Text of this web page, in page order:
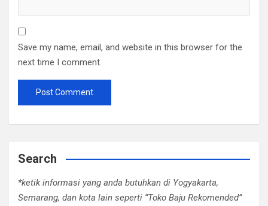
Save my name, email, and website in this browser for the
next time I comment.
Search
*ketik informasi yang anda butuhkan di Yogyakarta,
Semarang, dan kota lain seperti “Toko Baju Rekomended”